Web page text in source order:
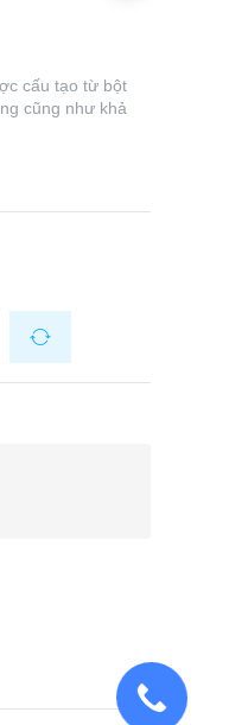
cấu tạo từ bột
cũng như khả